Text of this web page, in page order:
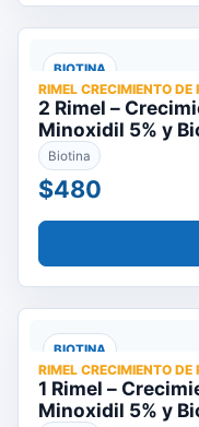
BIOTINA
RIMEL CRECIMIENTO
2 Rimel –
Minoxidil 5% y
Biotina
$480
BIOTINA
RIMEL CRECIMIENTO DE
1 Rimel –
Minoxidil 5% y